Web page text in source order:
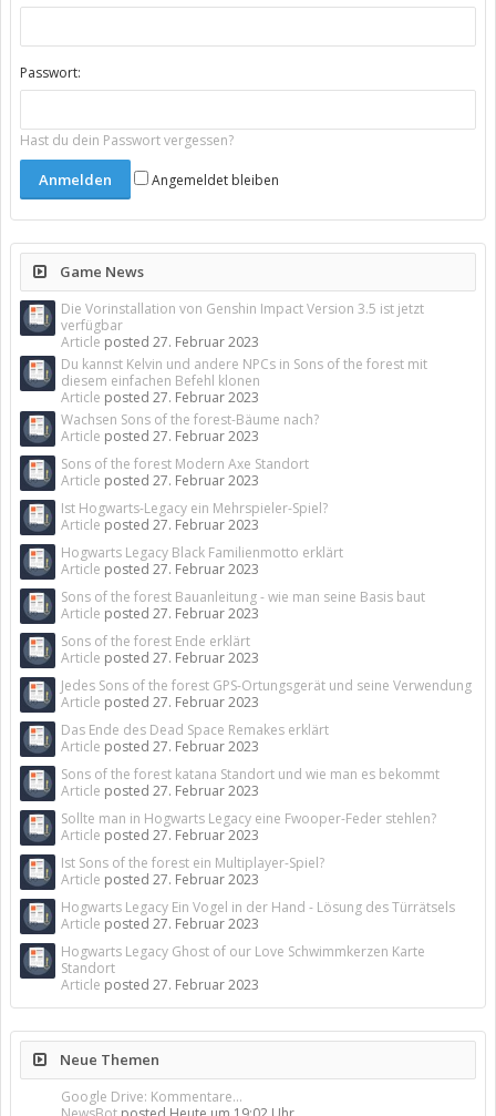
Passwort:
Hast du dein Passwort vergessen?
Angemeldet bleiben
Game News
Die Vorinstallation von Genshin Impact Version 3.5 ist jetzt
verfügbar
Article posted 27. Februar 2023
Du kannst Kelvin und andere NPCs in Sons of the forest mit
diesem einfachen Befehl klonen
Article posted 27. Februar 2023
Wachsen Sons of the forest-Bäume nach?
Article posted 27. Februar 2023
Sons of the forest Modern Axe Standort
Article posted 27. Februar 2023
Ist Hogwarts-Legacy ein Mehrspieler-Spiel?
Article posted 27. Februar 2023
Hogwarts Legacy Black Familienmotto erklärt
Article posted 27. Februar 2023
Sons of the forest Bauanleitung - wie man seine Basis baut
Article posted 27. Februar 2023
Sons of the forest Ende erklärt
Article posted 27. Februar 2023
Jedes Sons of the forest GPS-Ortungsgerät und seine Verwendung
Article posted 27. Februar 2023
Das Ende des Dead Space Remakes erklärt
Article posted 27. Februar 2023
Sons of the forest katana Standort und wie man es bekommt
Article posted 27. Februar 2023
Sollte man in Hogwarts Legacy eine Fwooper-Feder stehlen?
Article posted 27. Februar 2023
Ist Sons of the forest ein Multiplayer-Spiel?
Article posted 27. Februar 2023
Hogwarts Legacy Ein Vogel in der Hand - Lösung des Türrätsels
Article posted 27. Februar 2023
Hogwarts Legacy Ghost of our Love Schwimmkerzen Karte
Standort
Article posted 27. Februar 2023
Neue Themen
Google Drive: Kommentare...